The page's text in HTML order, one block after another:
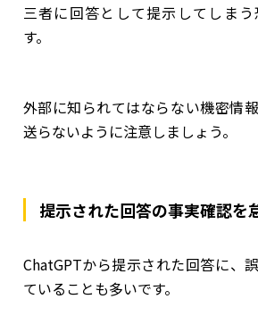
三者に回答として提示してしま
す。
外部に知られてはならない機密情
送らないように注意しましょう。
提示された回答の事実確認を
ChatGPTから提示された回答に、
ていることも多いです。